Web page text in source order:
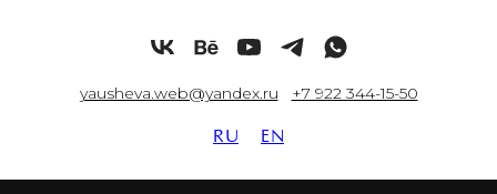
yausheva.web@yandex.ru +7 922 344-15-50
RU EN